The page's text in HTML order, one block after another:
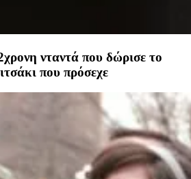
νταντά που δώρισε το
που πρόσεχε